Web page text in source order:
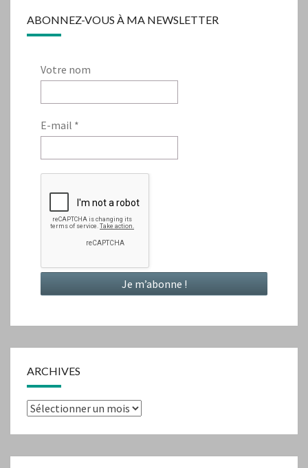
ABONNEZ-VOUS À MA NEWSLETTER
Votre nom
E-mail *
ARCHIVES
Archives